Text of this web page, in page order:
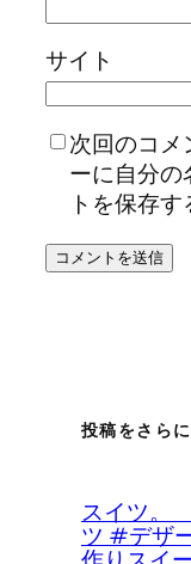
サイト
次回のコメ
ーに自分の
トを保存す
投稿をさら
スイ
ツ #デザ